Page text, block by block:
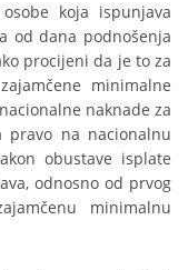
koja ispunjava
od dana podnošenja
procijeni da je to za
minimalne
naknade za
na nacionalnu
obustave isplate
odnosno od prvog
minimalnu